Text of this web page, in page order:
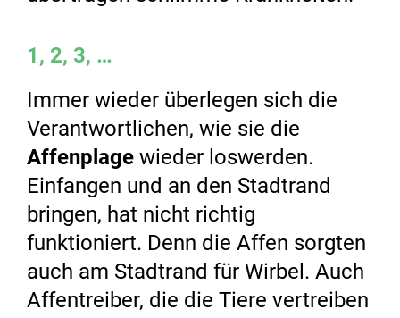
1, 2, 3, …
Immer wieder überlegen sich die
Verantwortlichen, wie sie die
Affenplage wieder loswerden.
Einfangen und an den Stadtrand
bringen, hat nicht richtig
funktioniert. Denn die Affen sorgten
auch am Stadtrand für Wirbel. Auch
Affentreiber, die die Tiere vertreiben